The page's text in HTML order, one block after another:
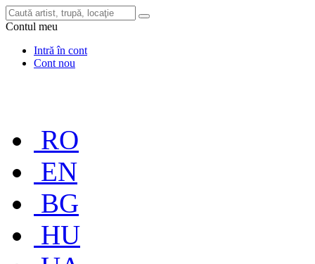
Contul meu
Intră în cont
Cont nou
RO
EN
BG
HU